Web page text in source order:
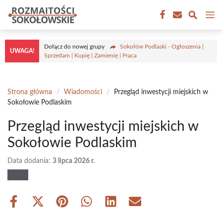
Przejdź
treści
UWAGA!
Dołącz do nowej grupy
Sokołów Podlaski - Ogłoszenia |
Sprzedam | Kupię | Zamienię | Praca
Strona główna / Wiadomości /
Przegląd inwestycji miejskich w
Sokołowie Podlaskim
Przegląd inwestycji miejskich w
Sokołowie Podlaskim
Data dodania: 3 lipca 2026 r.
Share
Share Share Share Share Share